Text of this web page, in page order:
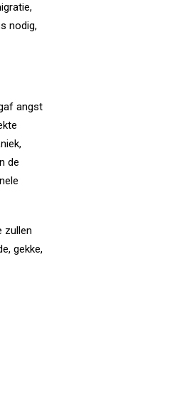
nodig,
angst
de
zullen
gekke,